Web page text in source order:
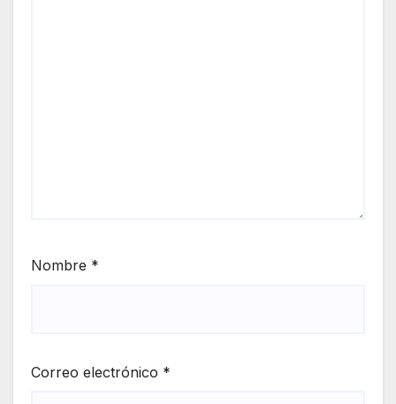
Nombre *
Correo electrónico *